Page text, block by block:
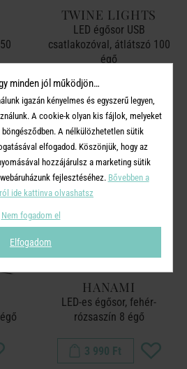
TWINE LIGHTS
LED égősor USB
csatlakozóval, átlátszó 100
égő
3 990 Ft
HANAMI
LED-es égősor, fehér-
rózsaszín 8 égő
3 990 Ft
minden jól működjön…
igazán kényelmes és egyszerű legyen,
A cookie-k olyan kis fájlok, melyeket
A nélkülözhetetlen sütik
elfogadod. Köszönjük, hogy az
hozzájárulsz a marketing sütik
fejlesztéséhez. Bővebben a
ide kattinva olvashatsz
Nem fogadom el
Elfogadom